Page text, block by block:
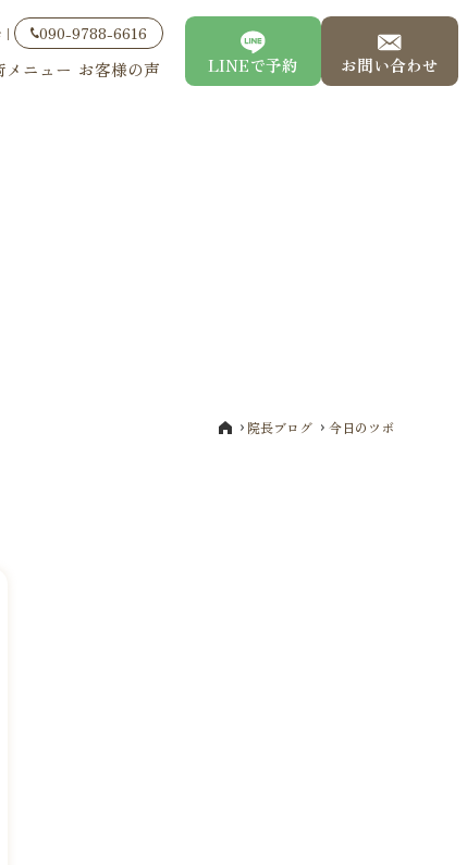
090-9788-6616
メニュー お客様の声 LINEで予約 お問い合わせ
TOP 院長ブログ 今日のツボ